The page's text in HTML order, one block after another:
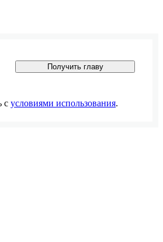
Получить главу
с условиями использования.